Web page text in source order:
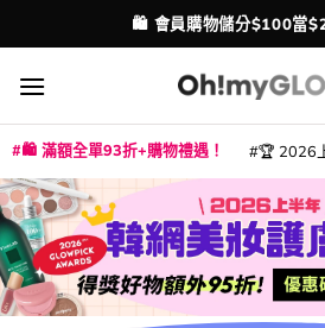
to
content
🛍️ 會員購物儲分$100當
🛍️ 滿額全單93折+購物禮遇！ 🏆 2026